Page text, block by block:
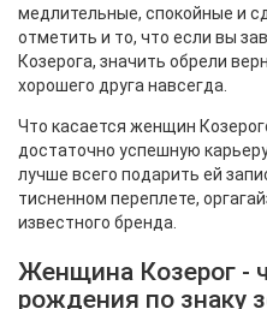
медлительные, спокойные и
отметить и то, что если вы
Козерога, значить обрели
хорошего друга навсегда.
Что касается женщин
достаточно успешную
лучше всего подарить ей
тисненном переплете,
известного бренда.
Женщина Козерог -
рождения по знаку